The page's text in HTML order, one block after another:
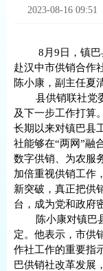
2023-08-16 09:51
8月9日，镇
赴汉中市供销合作
陈小康，副主任夏
县供销联社党委
及下一步工作打算
长期以来对镇巴县
社能够在“两网”融
数字供销、为农服
加倍重视供销工作
新突破，真正把供
台，成为党和政府
陈小康对镇巴县
定。他表示，市供
作社工作的重要指
巴供销社改革发展